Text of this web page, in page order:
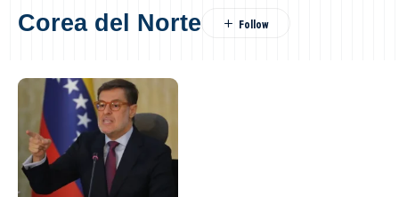
Corea del Norte